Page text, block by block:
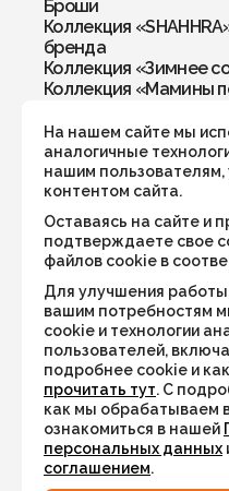
Броши
Коллекция
бренда
Коллекция «Зимнее
Коллекция «Мамины
Кольца
Комплекты
Кулоны
Перстни
Подвески
Подвески в
Рождественская
Серьги
Талисман года 2026
Украшения по числу
Хранители
Четки
Чокеры
Коллекция «Дыхание
Коллекция «Тигровый
Коллекция
На нашем сайте мы
аналогичные
нашим
контентом сайта.
Оставаясь на сайте и
подтверждаете свое
файлов cookie в
Для улучшения работы
вашим потребностям
cookie и технологии
пользователей,
подробнее cookie и
прочитать тут. С
как мы обрабатываем
ознакомиться в нашей
персональных данных
соглашением.